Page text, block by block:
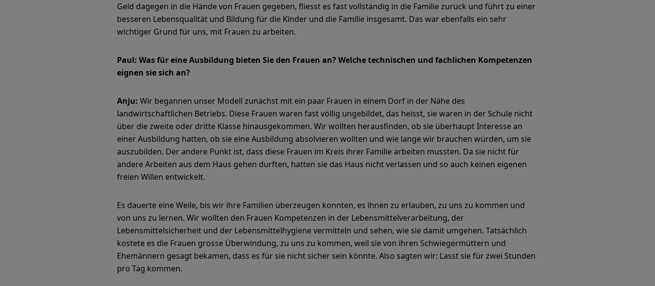
Geld dagegen in die Hände von Frauen gegeben, fliesst es fast vollständig in die Familie zurück und führt zu einer
besseren Lebensqualität und Bildung für die Kinder und die Familie insgesamt. Das war ebenfalls ein sehr
wichtiger Grund für uns, mit Frauen zu arbeiten.
Paul: Was für eine Ausbildung bieten Sie den Frauen an? Welche technischen und fachlichen Kompetenzen
eignen sie sich an?
Anju: Wir begannen unser Modell zunächst mit ein paar Frauen in einem Dorf in der Nähe des
landwirtschaftlichen Betriebs. Diese Frauen waren fast völlig ungebildet, das heisst, sie waren in der Schule nicht
über die zweite oder dritte Klasse hinausgekommen. Wir wollten herausfinden, ob sie überhaupt Interesse an
einer Ausbildung hatten, ob sie eine Ausbildung absolvieren wollten und wie lange wir brauchen würden, um sie
auszubilden. Der andere Punkt ist, dass diese Frauen im Kreis ihrer Familie arbeiten mussten. Da sie nicht für
andere Arbeiten aus dem Haus gehen durften, hatten sie das Haus nicht verlassen und so auch keinen eigenen
freien Willen entwickelt.
Es dauerte eine Weile, bis wir ihre Familien überzeugen konnten, es ihnen zu erlauben, zu uns zu kommen und
von uns zu lernen. Wir wollten den Frauen Kompetenzen in der Lebensmittelverarbeitung, der
Lebensmittelsicherheit und der Lebensmittelhygiene vermitteln und sehen, wie sie damit umgehen. Tatsächlich
kostete es die Frauen grosse Überwindung, zu uns zu kommen, weil sie von ihren Schwiegermüttern und
Ehemännern gesagt bekamen, dass es für sie nicht sicher sein könnte. Also sagten wir: Lasst sie für zwei Stunden
pro Tag kommen.